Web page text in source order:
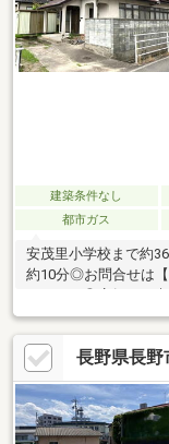
建築条件なし
都市ガス
安茂里小学校まで約
約10分◎お問合せは【
合がございます。 ご
☆当社は、宅地建物
ーンのご相談も承っ
るか…など、住宅ロー
長野県長野